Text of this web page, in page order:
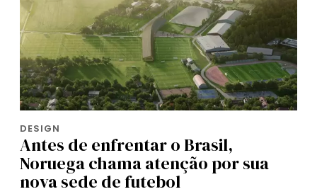
DESIGN
Antes de enfrentar o Brasil,
Noruega chama atenção por sua
nova sede de futebol